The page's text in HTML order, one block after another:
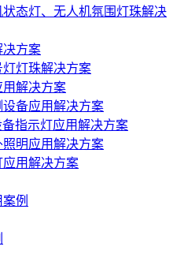
态灯、无人机氛围灯珠解决
决方案
灯珠解决方案
解决方案
备应用解决方案
指示灯应用解决方案
明应用解决方案
用解决方案
例